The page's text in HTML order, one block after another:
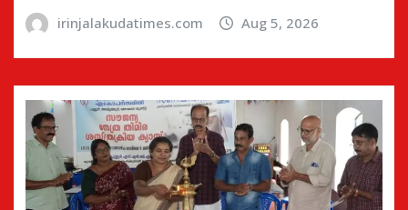
irinjalakudatimes.com Aug 5, 2026